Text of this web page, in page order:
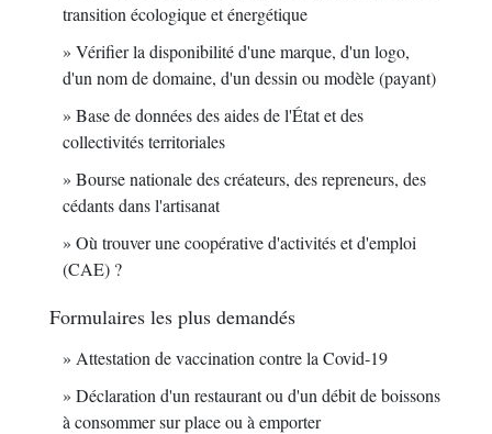
transition écologique et énergétique
Vérifier la disponibilité d'une marque, d'un logo,
d'un nom de domaine, d'un dessin ou modèle (payant)
Base de données des aides de l'État et des
collectivités territoriales
Bourse nationale des créateurs, des repreneurs, des
cédants dans l'artisanat
Où trouver une coopérative d'activités et d'emploi
(CAE) ?
Formulaires les plus demandés
Attestation de vaccination contre la Covid‑19
Déclaration d'un restaurant ou d'un débit de boissons
à consommer sur place ou à emporter